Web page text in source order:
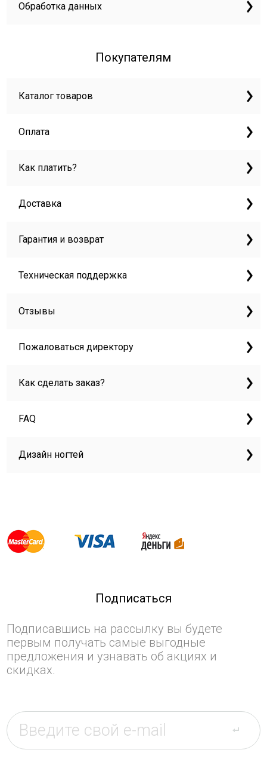
Обработка данных
Покупателям
Каталог товаров
Оплата
Как платить?
Доставка
Гарантия и возврат
Техническая поддержка
Отзывы
Пожаловаться директору
Как сделать заказ?
FAQ
Дизайн ногтей
Подписаться
Подписавшись на рассылку вы будете
первым получать самые выгодные
предложения и узнавать об акциях и
скидках.